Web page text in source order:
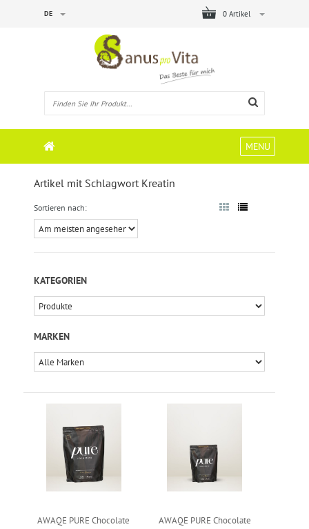
0 Artikel
DE
MENU
Artikel mit Schlagwort Kreatin
Sortieren nach:
KATEGORIEN
MARKEN
AWAQE PURE Chocolate AWAQE PURE Chocolate